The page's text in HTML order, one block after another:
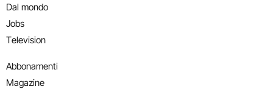
Dal mondo
Jobs
Television
Abbonamenti
Magazine